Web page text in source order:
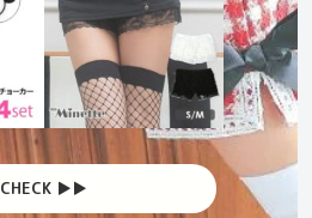
CHECK ▶︎▶︎